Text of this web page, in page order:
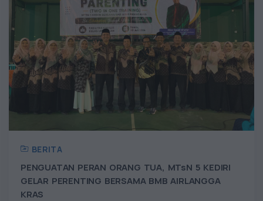
BERITA
PENGUATAN PERAN ORANG TUA, MTsN 5 KEDIRI
GELAR PERENTING BERSAMA BMB AIRLANGGA
KRAS